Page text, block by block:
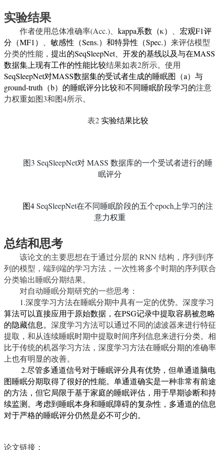
实验结果
作者使用总体准确率(Acc.) kappa系数（κ） 宏观F1评
分（MF1 ） 敏感性（Sens.）和特异性（Spec.） 来评估模型
分类的性能， 提出的SeqSleepNet、开发的基线以及与在MASS
数据集上现有工作的性能比较结果如表2所示。使用
SeqSleepNet对MASS数据集的受试者生成的睡眠图（a）与
ground-truth （b）的睡眠评分比较和不同睡眠阶段学习的注意
力权重如图3和图4所示。
表2 实验结果比较
图3 SeqSleepNet对MASS 数据库的一个受试者进行的睡
眠评分
图4SeqSleepNet在不同睡眠阶段的五个epoch 上学习的注
意力权重
总结和思考
该论文的主要思想在于通过分层的 RNN 结构，序列到序
列的模型，端到端的学习方法，一次性将多个时期的序列联合
分类输出睡眠分期结果。
对自动睡眠分期研究的一些思考：
1.深度学习方法在睡眠分期中具有一定的优势。深度学习
算法可以直接应用于原始数据，在PSG记录中提取容易被忽略
的隐藏信息。 深度学习方法可以通过不同的滤波器来进行特征
提取，和从连续睡眠时期中提取时间序列信息来进行分类。相
比于传统的机器学习方法，深度学习方法在睡眠分期的准确率
上也有明显的改善。
2.尽管多通道信号对于睡眠评分具有优势，但单通道脑电
图睡眠分期取得了很好的性能。单通道确实是一种非常有前途
的方法，但它局限于基于家庭的睡眠评估，用于早期诊断和持
续监测。考虑到睡眠本身和睡眠障碍的复杂性，多通道的信息
对于严格的睡眠评分仍然是必不可少的。
论文链接：